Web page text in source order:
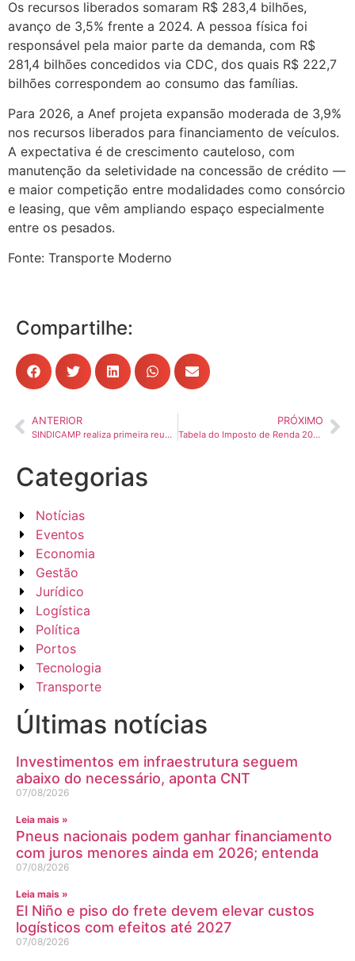
Os recursos liberados somaram R$ 283,4 bilhões,
avanço de 3,5% frente a 2024. A pessoa física foi
responsável pela maior parte da demanda, com R$
281,4 bilhões concedidos via CDC, dos quais R$ 222,7
bilhões correspondem ao consumo das famílias.
Para 2026, a Anef projeta expansão moderada de 3,9%
nos recursos liberados para financiamento de veículos.
A expectativa é de crescimento cauteloso, com
manutenção da seletividade na concessão de crédito —
e maior competição entre modalidades como consórcio
e leasing, que vêm ampliando espaço especialmente
entre os pesados.
Fonte: Transporte Moderno
Compartilhe:
ANTERIOR
SINDICAMP realiza primeira reunião com a coordenação da COMJOVEM Campinas e oficializa nova liderança do núcleo
PRÓXIMO
Tabela do Imposto de Renda 2026: veja faixas, alíquotas e como calcular o IRPF
Categorias
Notícias
Eventos
Economia
Gestão
Jurídico
Logística
Política
Portos
Tecnologia
Transporte
Últimas notícias
Investimentos em infraestrutura seguem
abaixo do necessário, aponta CNT
07/08/2026
Leia mais »
Pneus nacionais podem ganhar financiamento
com juros menores ainda em 2026; entenda
07/08/2026
Leia mais »
El Niño e piso do frete devem elevar custos
logísticos com efeitos até 2027
07/08/2026